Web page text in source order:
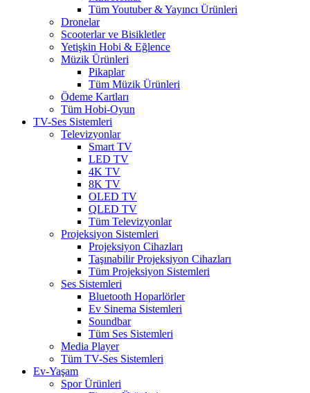
Tüm Youtuber & Yayıncı Ürünleri
Dronelar
Scooterlar ve Bisikletler
Yetişkin Hobi & Eğlence
Müzik Ürünleri
Pikaplar
Tüm Müzik Ürünleri
Ödeme Kartları
Tüm Hobi-Oyun
TV-Ses Sistemleri
Televizyonlar
Smart TV
LED TV
4K TV
8K TV
OLED TV
QLED TV
Tüm Televizyonlar
Projeksiyon Sistemleri
Projeksiyon Cihazları
Taşınabilir Projeksiyon Cihazları
Tüm Projeksiyon Sistemleri
Ses Sistemleri
Bluetooth Hoparlörler
Ev Sinema Sistemleri
Soundbar
Tüm Ses Sistemleri
Media Player
Tüm TV-Ses Sistemleri
Ev-Yaşam
Spor Ürünleri